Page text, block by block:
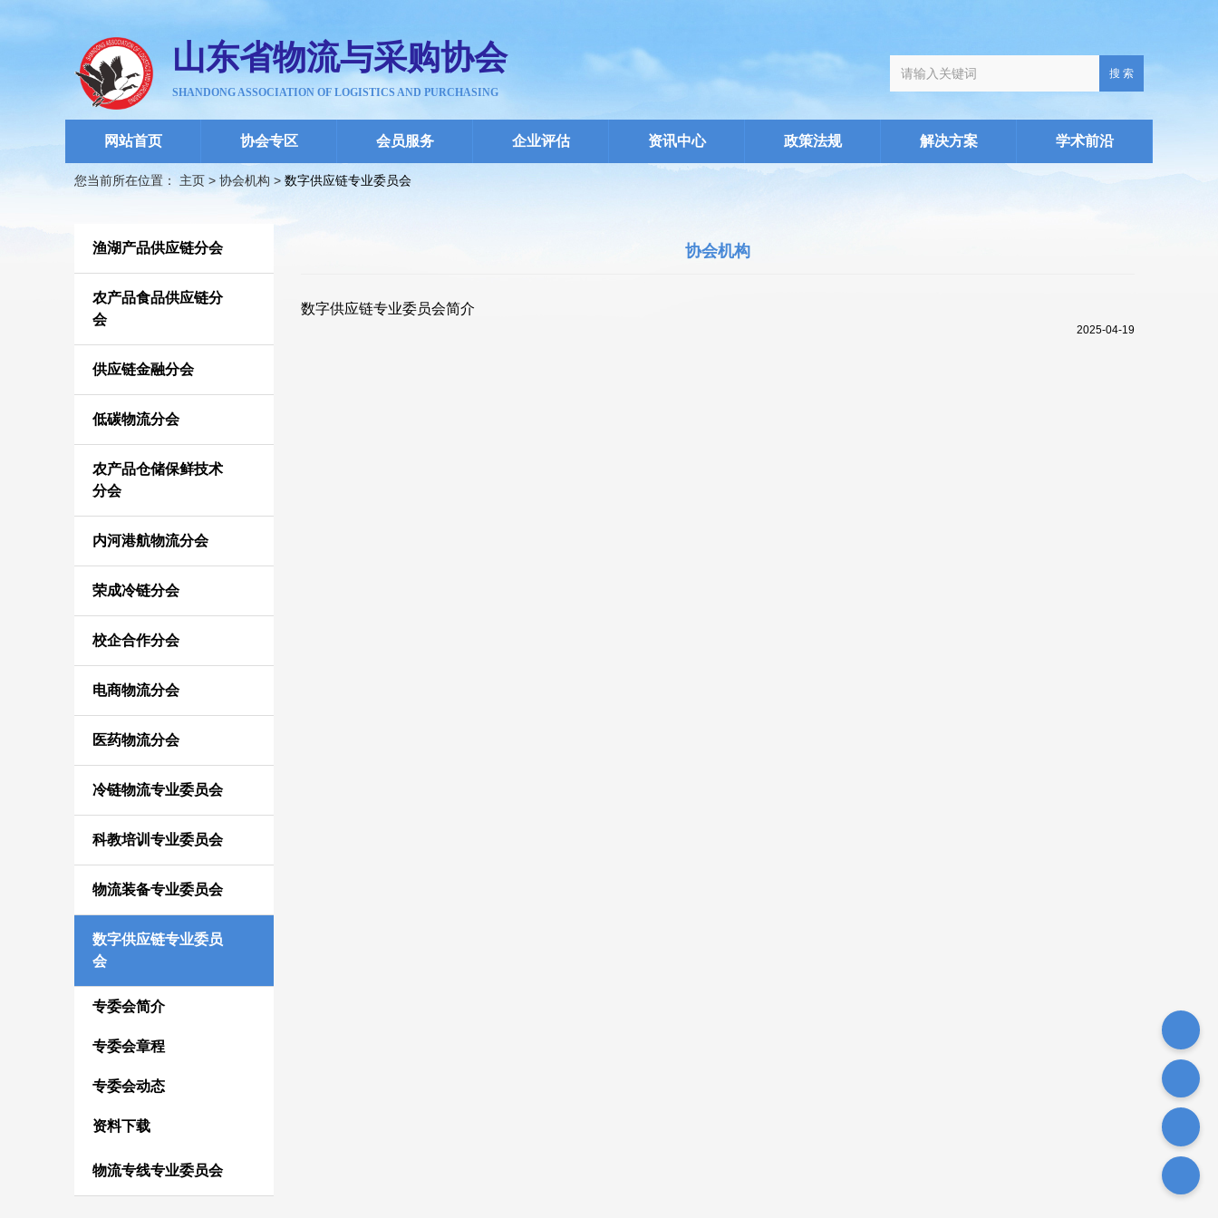
山东省物流与采购协会
SHANDONG ASSOCIATION OF LOGISTICS AND PURCHASING
搜 索
网站首页 协会专区 会员服务 企业评估 资讯中心 政策法规 解决方案 学术前沿
您当前所在位置： 主页 > 协会机构 > 数字供应链专业委员会
渔湖产品供应链分会
农产品食品供应链分
会
供应链金融分会
低碳物流分会
农产品仓储保鲜技术
分会
内河港航物流分会
荣成冷链分会
校企合作分会
电商物流分会
医药物流分会
冷链物流专业委员会
科教培训专业委员会
物流装备专业委员会
数字供应链专业委员
会
专委会简介
专委会章程
专委会动态
资料下载
物流专线专业委员会
协会机构
数字供应链专业委员会简介
2025-04-19